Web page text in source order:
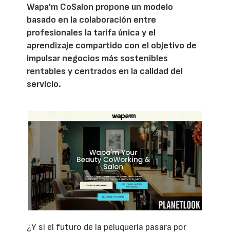
Wapa'm CoSalon propone un modelo
basado en la colaboración entre
profesionales la tarifa única y el
aprendizaje compartido con el objetivo de
impulsar negocios más sostenibles
rentables y centrados en la calidad del
servicio.
¿Y si el futuro de la peluquería pasara por